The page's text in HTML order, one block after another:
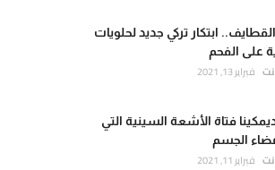
ابتكار تركي جديد لحلويات
على الفحم
نت فبراير 13, 2021
ديمكينا فتاة الأشعة السينية التي
الجسم
نت فبراير 11, 2021